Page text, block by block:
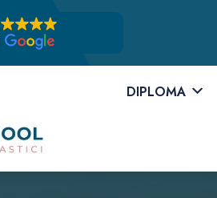
DIPLOMA